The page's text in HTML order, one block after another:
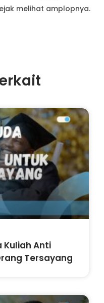
melihat amplopnya.
Kuliah Anti
Tersayang